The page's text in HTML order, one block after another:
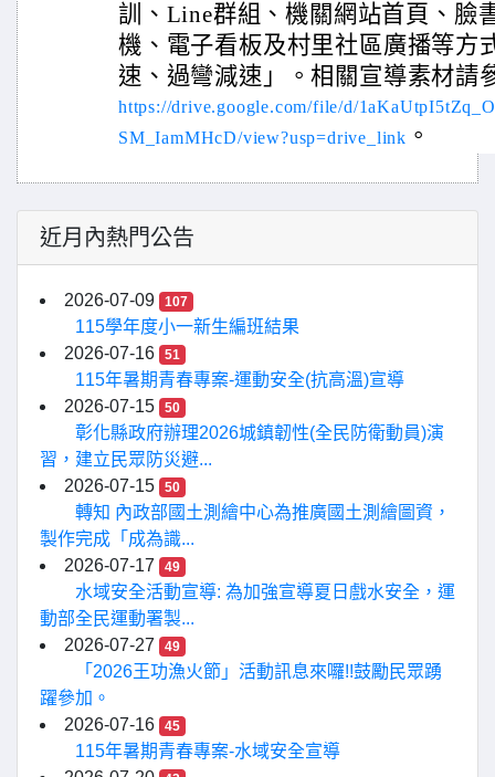
訓、Line群組、機關網站首頁、臉
機、電子看板及村里社區廣播等方
速、過彎減速」。相關宣導素材請
https://drive.google.com/file/d/
SM_IamMHcD/view?usp=drive_link 。
近月內熱門公告
2026-07-09 107
115學年度小一新生編班結果
2026-07-16
51
115年暑期青春專案-運動安全(抗高溫)宣導
2026-07-15
50
彰化縣政府辦理2026城鎮韌性(全民防衛動員)演
習，建立民眾防災避...
2026-07-15
50
轉知 內政部國土測繪中心為推廣國土測繪圖資，
製作完成「成為識...
2026-07-17
49
水域安全活動宣導: 為加強宣導夏日戲水安全，運
動部全民運動署製...
2026-07-27
49
「2026王功漁火節」活動訊息來囉!!鼓勵民眾踴
躍參加。
2026-07-16
45
115年暑期青春專案-水域安全宣導